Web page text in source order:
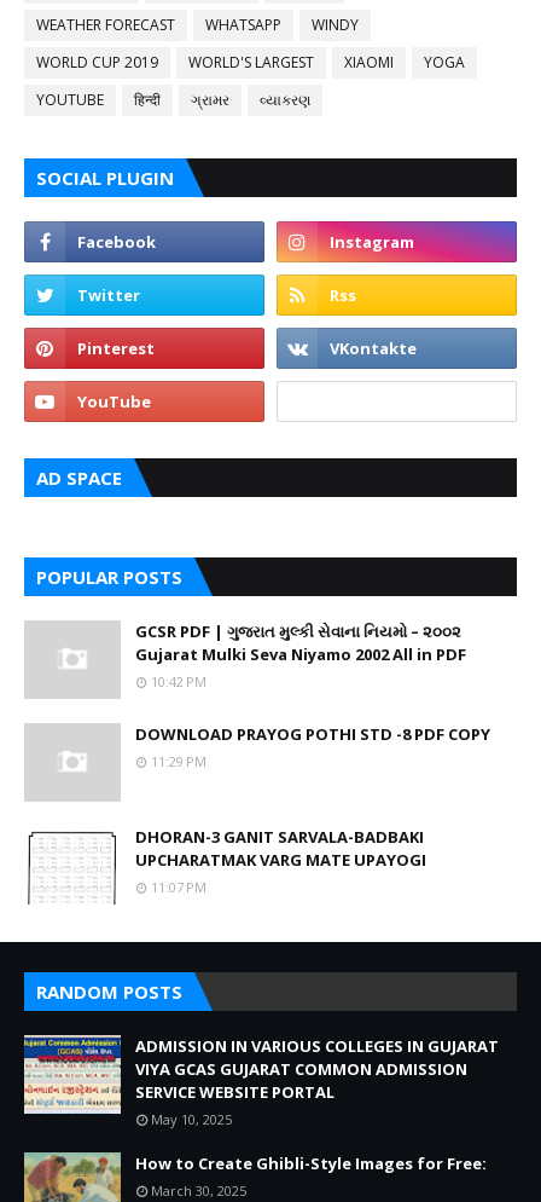
WEATHER FORECAST
WHATSAPP
WINDY
WORLD CUP 2019
WORLD'S LARGEST XIAOMI
YOGA
YOUTUBE
हिन्दी ગ્રામર વ્યાકરણ
SOCIAL PLUGIN
AD SPACE
POPULAR POSTS
GCSR PDF | ગુજરાત મુલ્કી સેવાના નિયમો – ૨૦૦૨
Gujarat Mulki Seva Niyamo 2002 All in PDF
10:42 PM
DOWNLOAD PRAYOG POTHI STD -8 PDF COPY
11:29 PM
DHORAN-3 GANIT SARVALA-BADBAKI
UPCHARATMAK VARG MATE UPAYOGI
11:07 PM
RANDOM POSTS
ADMISSION IN VARIOUS COLLEGES IN GUJARAT
VIYA GCAS GUJARAT COMMON ADMISSION
SERVICE WEBSITE PORTAL
May 10, 2025
How to Create Ghibli-Style Images for Free:
March 30, 2025